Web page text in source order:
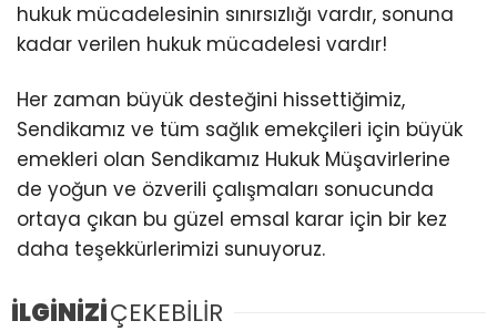
hukuk mücadelesinin sınırsızlığı vardır, sonuna
kadar verilen hukuk mücadelesi vardır!
Her zaman büyük desteğini hissettiğimiz,
Sendikamız ve tüm sağlık emekçileri için büyük
emekleri olan Sendikamız Hukuk Müşavirlerine
de yoğun ve özverili çalışmaları sonucunda
ortaya çıkan bu güzel emsal karar için bir kez
daha teşekkürlerimizi sunuyoruz.
İLGİNİZİÇEKEBİLİR